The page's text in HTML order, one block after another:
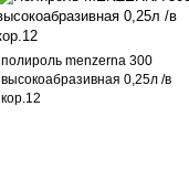
полироль menzerna 300
высокоабразивная 0,25л /в
кор.12